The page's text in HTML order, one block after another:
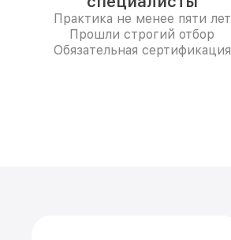
Практика не менее пяти лет
Прошли строгий отбор
Обязательная сертификация